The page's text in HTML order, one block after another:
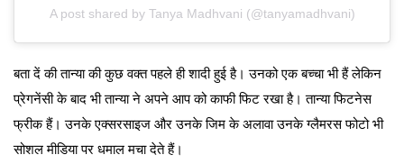
A post shared by Tanya Madhvani (@tanyamadhvani)
बता दें की तान्या की कुछ वक्त पहले ही शादी हुई है। उनको एक बच्चा भी हैं लेकिन
प्रेगनेंसी के बाद भी तान्या ने अपने आप को काफी फिट रखा है। तान्या फिटनेस
फ्रीक हैं। उनके एक्सरसाइज और उनके जिम के अलावा उनके ग्लैमरस फोटो भी
सोशल मीडिया पर धमाल मचा देते हैं।